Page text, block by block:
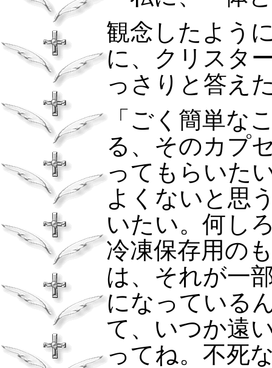
観念したよう
に、クリスタ
っさりと答え
「ごく簡単な
る、そのカプ
ってもらいた
よくないと思
いたい。何し
冷凍保存用の
は、それが一
になっている
て、いつか遠
ってね。不死